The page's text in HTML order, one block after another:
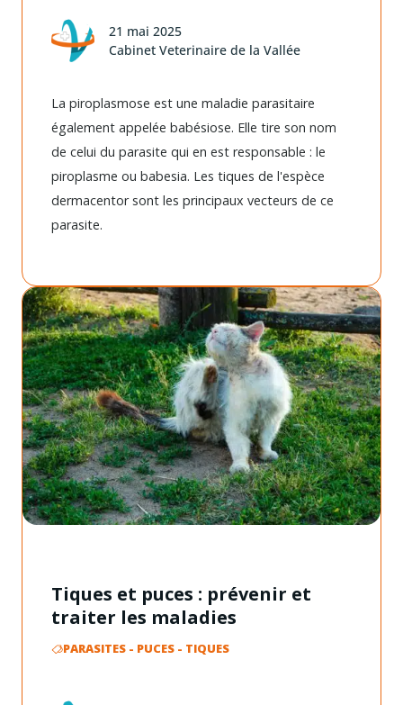
21 mai 2025
Cabinet Veterinaire de la Vallée
La piroplasmose est une maladie parasitaire
également appelée babésiose. Elle tire son nom
de celui du parasite qui en est responsable : le
piroplasme ou babesia. Les tiques de l'espèce
dermacentor sont les principaux vecteurs de ce
parasite.
Tiques et puces : prévenir et
traiter les maladies
PARASITES- PUCES- TIQUES